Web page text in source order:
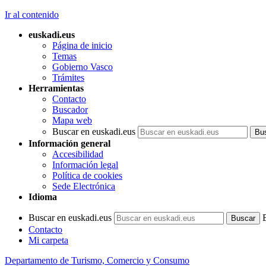
Ir al contenido
euskadi.eus
Página de inicio
Temas
Gobierno Vasco
Trámites
Herramientas
Contacto
Buscador
Mapa web
Buscar en euskadi.eus
Información general
Accesibilidad
Información legal
Política de cookies
Sede Electrónica
Idioma
Buscar en euskadi.eus
Contacto
Mi carpeta
Departamento de Turismo, Comercio y Consumo